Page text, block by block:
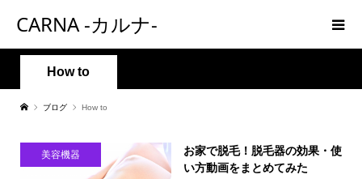
CARNA -カルナ-
How to
ブログ How to
美容機器
お家で脱毛！脱毛器の効果・使
い方動画をまとめてみた